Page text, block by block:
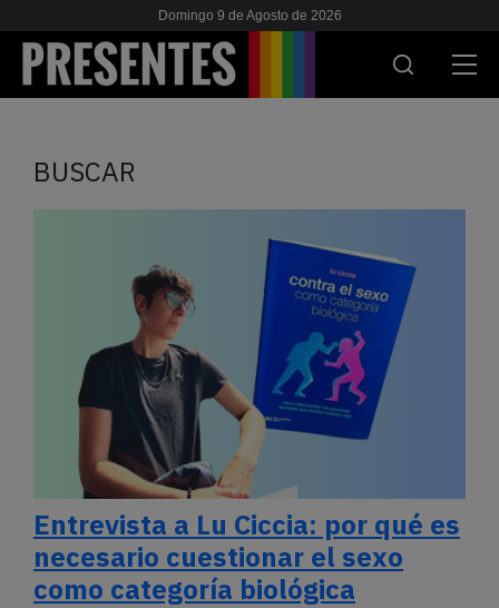
Domingo 9 de Agosto de 2026
NOSOTRES
APOYANOS
ES
BUSCAR
Entrevista a Lu Ciccia: por qué es
necesario cuestionar el sexo
como categoría biológica